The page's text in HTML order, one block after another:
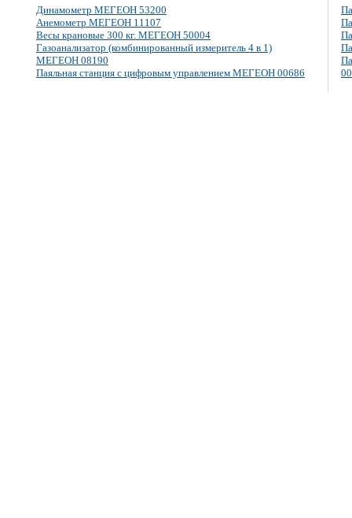
Динамометр МЕГЕОН 53200
Анемометр МЕГЕОН 11107
Весы крановые 300 кг. МЕГЕОН 50004
Газоанализатор (комбинированный измеритель 4 в 1)
МЕГЕОН 08190
Паяльная станция с цифровым управлением МЕГЕОН 00686